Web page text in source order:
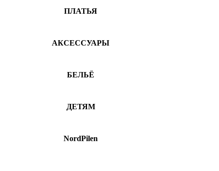
ПЛАТЬЯ
АКСЕССУАРЫ
БЕЛЬЁ
ДЕТЯМ
NordPilen